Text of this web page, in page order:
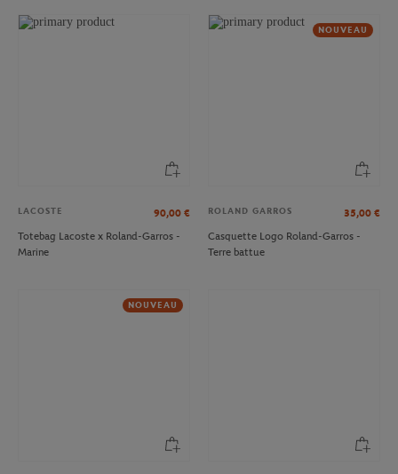
LACOSTE 90,00 €
Totebag Lacoste x Roland-Garros -
Marine
NOUVEAU
ROLAND GARROS 35,00 €
Casquette Logo Roland-Garros -
Terre battue
NOUVEAU